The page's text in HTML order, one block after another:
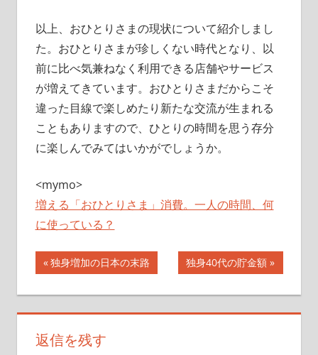
以上、おひとりさまの現状について紹介しまし
た。おひとりさまが珍しくない時代となり、以
前に比べ気兼ねなく利用できる店舗やサービス
が増えてきています。おひとりさまだからこそ
違った目線で楽しめたり新たな交流が生まれる
こともありますので、ひとりの時間を思う存分
に楽しんでみてはいかがでしょうか。
<mymo>
増える「おひとりさま」消費。一人の時間、何
に使っている？
投
稿
ナ
ビ
前
の
記
事:
独身増加の日本の末路
次
の
記
事:
独身40代の貯金額
返信を残す